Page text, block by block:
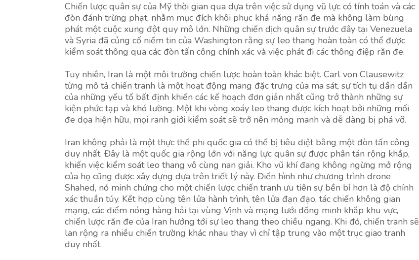
Chiến lược quân sự của Mỹ thời gian qua dựa trên việc sử dụng vũ lực có tính toán và các
đòn đánh trừng phạt, nhằm mục đích khôi phục khả năng răn đe mà không làm bùng
phát một cuộc xung đột quy mô lớn. Những chiến dịch quân sự trước đây tại Venezuela
và Syria đã củng cố niềm tin của Washington rằng sự leo thang hoàn toàn có thể được
kiểm soát thông qua các đòn tấn công chính xác và việc phát đi các thông điệp răn đe.
Tuy nhiên, Iran là một môi trường chiến lược hoàn toàn khác biệt. Carl von Clausewitz
từng mô tả chiến tranh là một hoạt động mang đặc trưng của ma sát, sự tích tụ dần dần
của những yếu tố bất định khiến các kế hoạch đơn giản nhất cũng trở thành những sự
kiện phức tạp và khó lường. Một khi vòng xoáy leo thang được kích hoạt bởi những mối
đe dọa hiện hữu, mọi ranh giới kiểm soát sẽ trở nên mỏng manh và dễ dàng bị phá vỡ.
Iran không phải là một thực thể phi quốc gia có thể bị tiêu diệt bằng một đòn tấn công
duy nhất. Đây là một quốc gia rộng lớn với năng lực quân sự được phân tán rộng khắp,
khiến việc kiểm soát leo thang vô cùng nan giải. Kho vũ khí đang không ngừng mở rộng
của họ cũng được xây dựng dựa trên triết lý này. Điển hình như chương trình drone
Shahed, nó minh chứng cho một chiến lược chiến tranh ưu tiên sự bền bỉ hơn là độ chính
xác thuần túy. Kết hợp cùng tên lửa hành trình, tên lửa đạn đạo, tác chiến không gian
mạng, các điểm nóng hàng hải tại vùng Vịnh và mạng lưới đồng minh khắp khu vực,
chiến lược răn đe của Iran hướng tới sự leo thang theo chiều ngang. Khi đó, chiến tranh sẽ
lan rộng ra nhiều chiến trường khác nhau thay vì chỉ tập trung vào một trục giao tranh
duy nhất.